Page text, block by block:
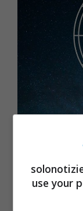
Bilancia. Chi
momento
use your